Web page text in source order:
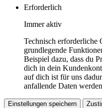
Erforderlich
Immer aktiv
Technisch erforderliche
grundlegende
Beispiel dazu, dass du
dich in dein
auf dich ist für uns
anfallende Daten
Einstellungen speichern